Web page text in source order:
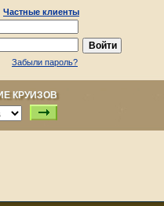
Частные клиенты
Забыли пароль?
КРУИЗОВ